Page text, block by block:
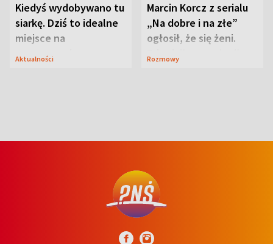
Kiedyś wydobywano tu
siarkę. Dziś to idealne
miejsce na
wypoczynek
Aktualności
Marcin Korcz z serialu
„Na dobre i na złe”
ogłosił, że się żeni.
Zdradził, co zmienił
Rozmowy